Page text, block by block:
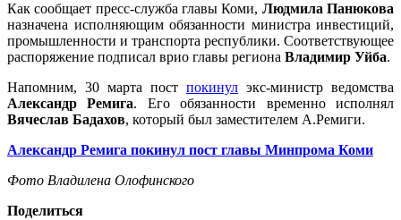
Как сообщает пресс-служба главы Коми, Людмила Панюкова
назначена исполняющим обязанности министра инвестиций,
промышленности и транспорта республики. Соответствующее
распоряжение подписал врио главы региона Владимир Уйба.
Напомним, 30 марта пост покинул экс-министр ведомства
Александр Ремига. Его обязанности временно исполнял
Вячеслав Бадахов, который был заместителем А.Ремиги.
Александр Ремига покинул пост главы Минпрома Коми
Фото Владилена Олофинского
Поделиться